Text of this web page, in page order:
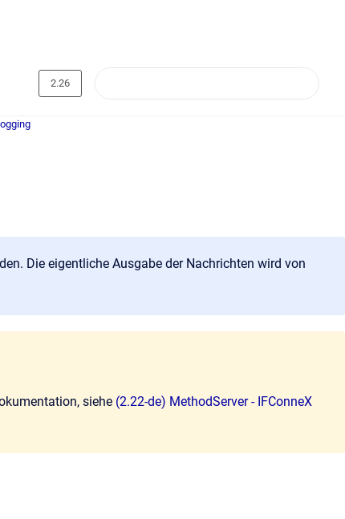
2.26
Die eigentliche Ausgabe der Nachrichten wird von
siehe (2.22-de) MethodServer - IFConneX